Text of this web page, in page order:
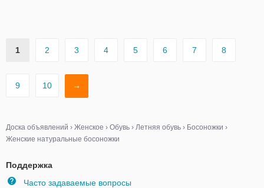
1 2 3 4 5 6 7 8
9 10 →
Доска объявлений › Женское › Обувь › Летняя обувь › Босоножки ›
Женские натуральные босоножки
Поддержка
Часто задаваемые вопросы